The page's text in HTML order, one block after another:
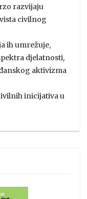
razvijaju
civilnog
ih umrežuje,
djelatnosti,
aktivizma
inicijativa u